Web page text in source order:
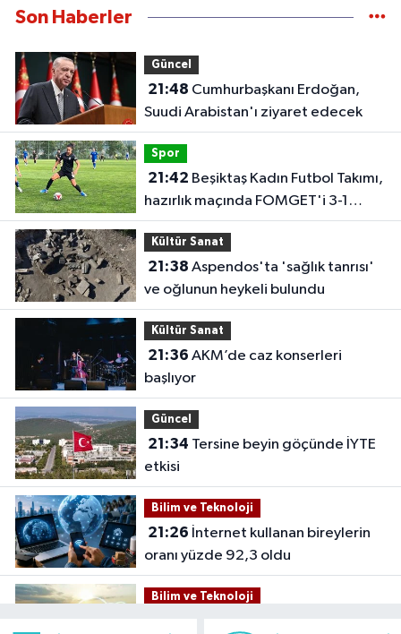
Son Haberler
Güncel
21:48
Suudi Arabistan'ı ziyaret edecek
Spor
21:42
hazırlık maçında FOMGET'i 3-1
mağlup etti
Kültür Sanat
21:38
ve oğlunun heykeli bulundu
Kültür Sanat
21:36
başlıyor
Güncel
21:34
etkisi
Bilim ve Teknoloji
21:26
oranı yüzde 92,3 oldu
Bilim ve Teknoloji